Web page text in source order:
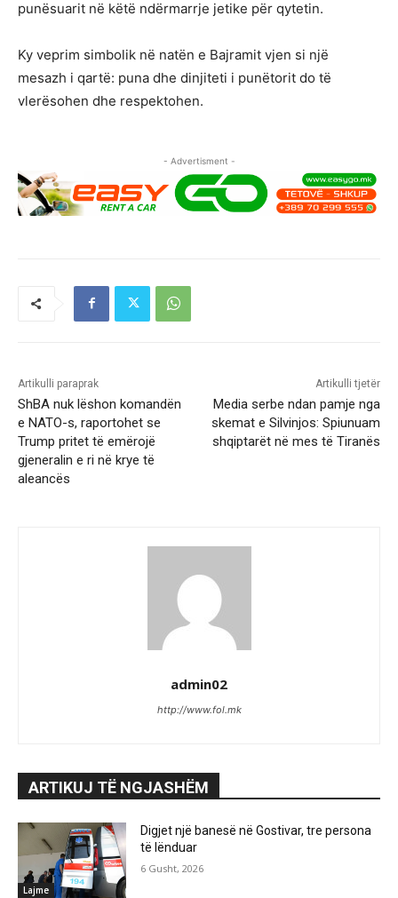
punësuarit në këtë ndërmarrje jetike për qytetin.
Ky veprim simbolik në natën e Bajramit vjen si një
mesazh i qartë: puna dhe dinjiteti i punëtorit do të
vlerësohen dhe respektohen.
- Advertisment -
Artikulli paraprak
ShBA nuk lëshon komandën
e NATO-s, raportohet se
Trump pritet të emërojë
gjeneralin e ri në krye të
aleancës
Artikulli tjetër
Media serbe ndan pamje nga
skemat e Silvinjos: Spiunuam
shqiptarët në mes të Tiranës
admin02
http://www.fol.mk
ARTIKUJ TË NGJASHËM
Lajme
Digjet një banesë në Gostivar, tre persona
të lënduar
6 Gusht, 2026